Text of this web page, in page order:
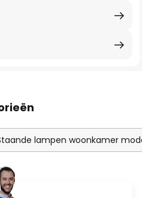
lampen woonkamer